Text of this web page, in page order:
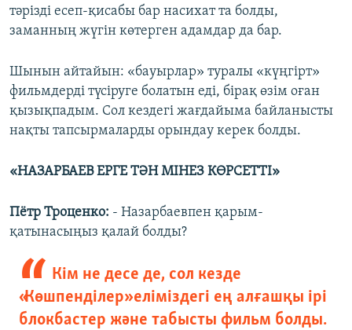
тәрізді есеп-қисабы бар насихат та болды,
заманның жүгін көтерген адамдар да бар.
Шынын айтайын: «бауырлар» туралы «күңгірт»
фильмдерді түсіруге болатын еді, бірақ өзім оған
қызықпадым. Сол кездегі жағдайыма байланысты
нақты тапсырмаларды орындау керек болды.
«НАЗАРБАЕВ ЕРГЕ ТӘН МІНЕЗ КӨРСЕТТІ»
Пётр Троценко: - Назарбаевпен қарым-
қатынасыңыз қалай болды?
Кім не десе де, сол кезде
«Көшпенділер» еліміздегі ең алғашқы ірі
блокбастер және табысты фильм болды.